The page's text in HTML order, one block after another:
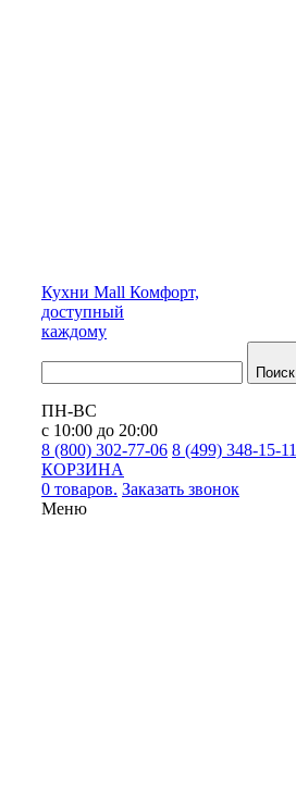
Кухни Mall Комфорт,
доступный
каждому
Поиск
ПН-ВС
с 10:00 до 20:00
8 (800) 302-77-06 8 (499) 348-15-11
КОРЗИНА
0 товаров. Заказать звонок
Меню